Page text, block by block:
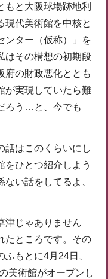
もと大阪球場跡地利
現代美術館を中核と
ンター（仮称）」を
はその構想の初期段
府の財政悪化ととも
が実現していたら難
ろう…と、今でも
話はこのくらいにし
をひとつ紹介しよう
い話をしてるよ、
津じゃありません
たところです。その
もとに4月24日、
美術館がオープンし